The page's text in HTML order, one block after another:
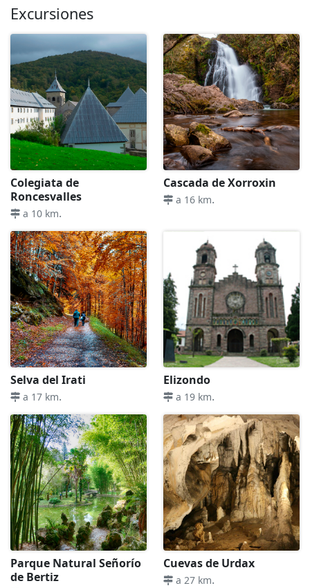
Excursiones
Colegiata de
Roncesvalles
a 10 km.
Cascada de Xorroxin
a 16 km.
Selva del Irati
a 17 km.
Elizondo
a 19 km.
Parque Natural Señorío
de Bertiz
Cuevas de Urdax
a 27 km.